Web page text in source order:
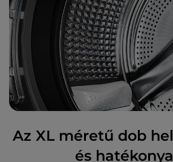
Az XL méretű dob
és